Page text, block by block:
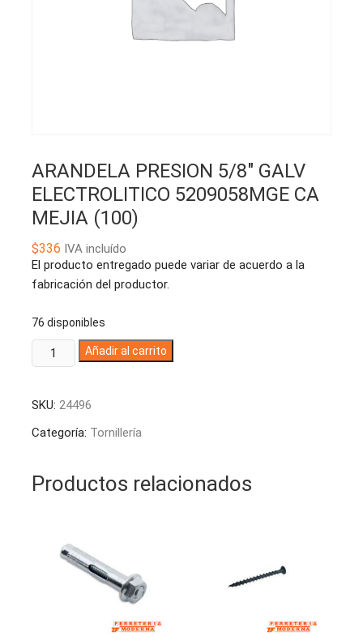
ARANDELA PRESION 5/8″ GALV
ELECTROLITICO 5209058MGE CA
MEJIA (100)
$336 IVA incluído
El producto entregado puede variar de acuerdo a la
fabricación del productor.
76 disponibles
ARANDELA
PRESION
GALV
ELECTROLITICO
MEJIA
Añadir al carrito
t
SKU: 24496
Categoría: Tornillería
Productos relacionados